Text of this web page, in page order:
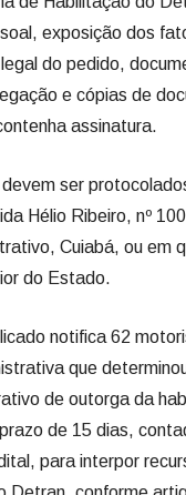
exposição dos
do pedido,
e cópias de
assinatura.
ser
Hélio Ribeiro, nº
Cuiabá, ou em
do Estado.
notifica 62
que
de outorga da
de 15 dias,
para interpor